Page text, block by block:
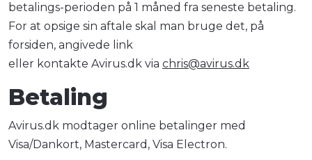
betalings-perioden på 1 måned fra seneste betaling.
For at opsige sin aftale skal man bruge det, på
forsiden, angivede link
eller kontakte Avirus.dk via chris@avirus.dk
Betaling
Avirus.dk modtager online betalinger med
Visa/Dankort, Mastercard, Visa Electron.